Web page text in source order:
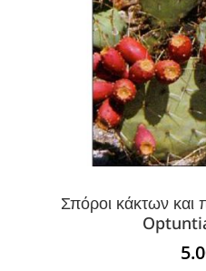
Σπόροι κάκτων